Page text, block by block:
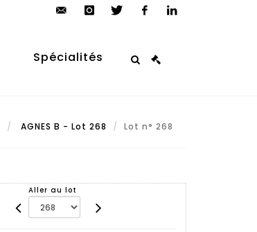
auction.com
Spécialités
AGNES B - Lot 268 Lot n° 268
Aller au lot